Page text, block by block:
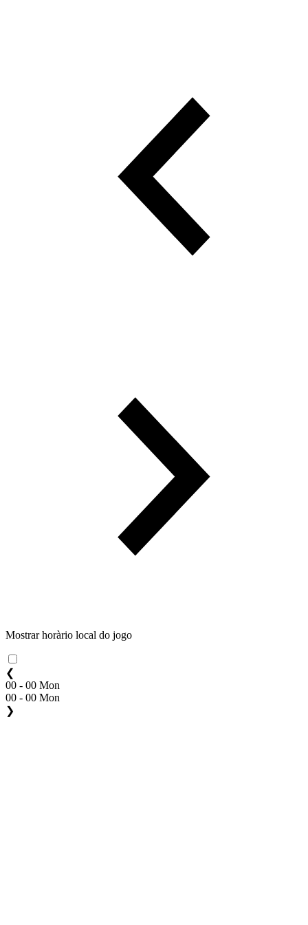
Mostrar horàrio local do jogo
❮
00 - 00 Mon
00 - 00 Mon
❯